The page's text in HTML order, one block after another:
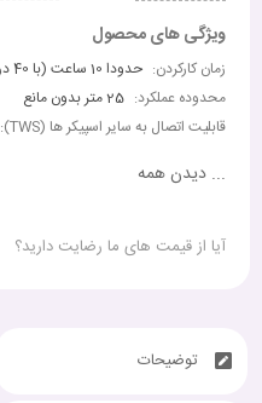
ویژگی های محصول
زمان کارکردن: حدودا 10 ساعت (با 40 درصد صدا)
محدوده عملکرد:
قابلیت اتصال به سایر اسپیکر ها (TWS):
... دیدن همه
آیا از قیمت های ما رضایت دارید؟
توضیحات